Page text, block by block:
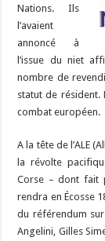
Nations. Ils
l’avaient
annoncé à
l’issue du niet
nombre de
statut de résident.
combat européen.
A la tête de l’ALE
la révolte
Corse – dont fait
rendra en Écosse
du référendum sur
Angelini, Gilles